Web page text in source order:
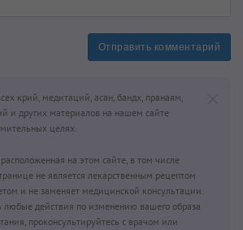
Отправить комментарий
крий, медитаций, асан, бандх, пранаям,
и других материалов на нашем сайте
целях.
на этом сайте, в том числе
не является лекарственным рецептом
и не заменяет медицинской консультации.
действия по изменению вашего образа
проконсультируйтесь с врачом или